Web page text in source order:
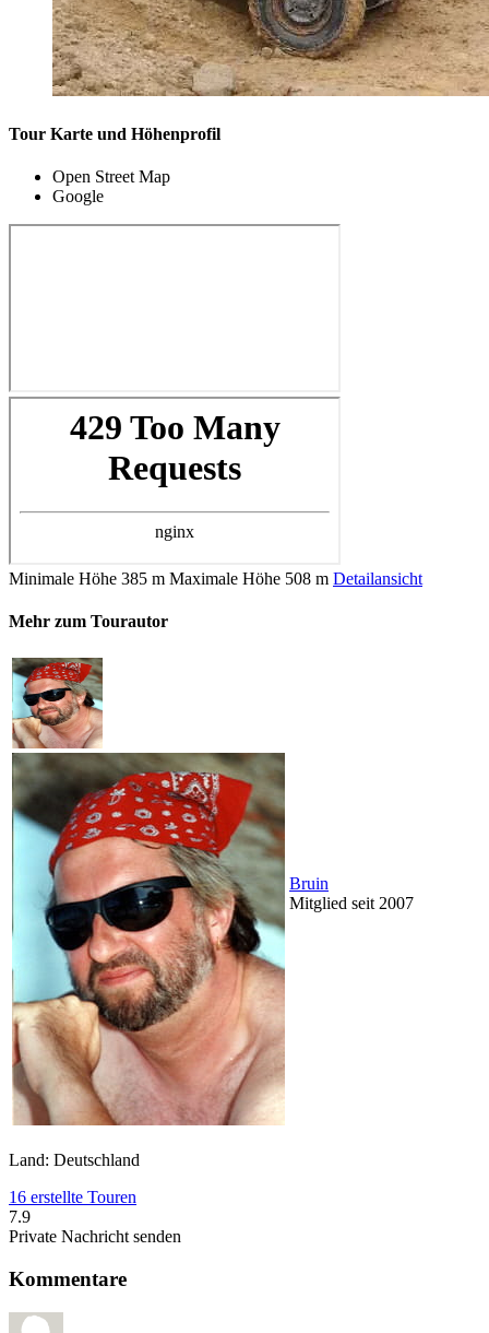
Tour Karte und Höhenprofil
Open Street Map
Google
Minimale Höhe 385 m Maximale Höhe 508 m Detailansicht
Mehr zum Tourautor
Bruin
Mitglied seit 2007
Land: Deutschland
16 erstellte Touren
7.9
Private Nachricht senden
Kommentare